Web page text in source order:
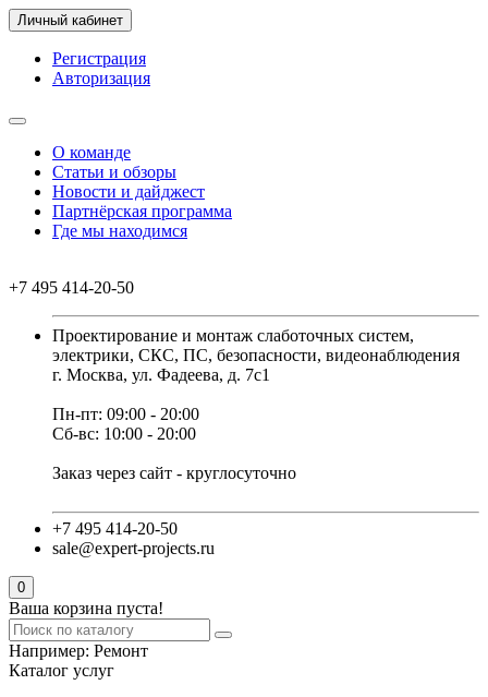
Личный кабинет
Регистрация
Авторизация
О команде
Статьи и обзоры
Новости и дайджест
Партнёрская программа
Где мы находимся
+7 495 414-20-50
Проектирование и монтаж слаботочных систем,
электрики, СКС, ПС, безопасности, видеонаблюдения
г. Москва, ул. Фадеева, д. 7с1
Пн-пт: 09:00 - 20:00
Сб-вс: 10:00 - 20:00
Заказ через сайт - круглосуточно
+7 495 414-20-50
sale@expert-projects.ru
0
Ваша корзина пуста!
Например: Ремонт
Каталог услуг